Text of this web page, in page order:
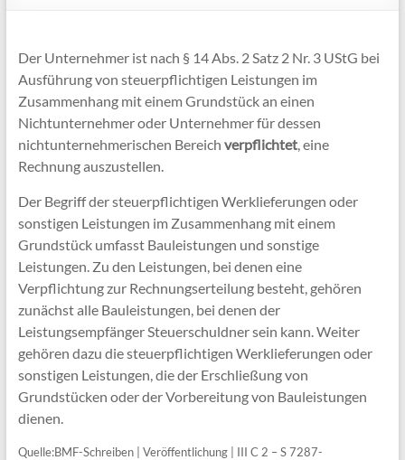
Der Unternehmer ist nach § 14 Abs. 2 Satz 2 Nr. 3 UStG bei
Ausführung von steuerpflichtigen Leistungen im
Zusammenhang mit einem Grundstück an einen
Nichtunternehmer oder Unternehmer für dessen
nichtunternehmerischen Bereich verpflichtet, eine
Rechnung auszustellen.
Der Begriff der steuerpflichtigen Werklieferungen oder
sonstigen Leistungen im Zusammenhang mit einem
Grundstück umfasst Bauleistungen und sonstige
Leistungen. Zu den Leistungen, bei denen eine
Verpflichtung zur Rechnungserteilung besteht, gehören
zunächst alle Bauleistungen, bei denen der
Leistungsempfänger Steuerschuldner sein kann. Weiter
gehören dazu die steuerpflichtigen Werklieferungen oder
sonstigen Leistungen, die der Erschließung von
Grundstücken oder der Vorbereitung von Bauleistungen
dienen.
Quelle:BMF-Schreiben | Veröffentlichung | III C 2 – S 7287-